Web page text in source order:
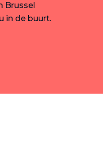
Brussel
in de buurt.